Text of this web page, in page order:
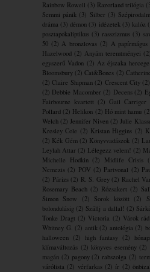
Rainbow Rowell (3) Razorland trilógia
Semmi pánik (3) Silber (3)
dráma (3) démon (3) idézetek (3) kalóz
posztapokaliptikus (3) rasszizmus (3)
50 (2) A bronzlovas (2) A papírmágus
Hazelwood (2) Anyám teremtményei (2)
egyszerű Vadon (2) Az éjszaka hercege
Bloomsbury (2) Cat&Bones (2)
(2) Claire Shipman (2) Crescent City (2)
(2) Debbie Macomber (2) Decens (2)
Fairbourne kvartett (2) Gail Carriger
Pollard (2) Helikon (2) Hó mint hamu
Welch (2) Jennifer Niven (2) Julie
Kresley Cole (2) Kristan Higgins (2)
(2) Kék Gém (2) Könyvvadászok (2)
Leylah Attar (2) Lélegezz velem! (2)
Michelle Hodkin (2) Midlife Crisis
Nemezis (2) POV (2) Partvonal (2)
(2) Párizs (2) R. S. Grey (2) Rachel
Rosemary Beach (2) Rózsakert (2)
Simon Snow
(2) Sorok között (2)
bolondulásig (2) Szállj a dallal! (2)
Tonke Dragt (2) Victoria (2) Várok rád
Whitney G. (2) antik (2) antológia (2)
halloween (2) high fantasy (2)
klímaváltozás (2) könyves esemény (2)
magán (2) pagony (2) rabszolga (2)
várólista (2) vérfarkas (2) ír (2)